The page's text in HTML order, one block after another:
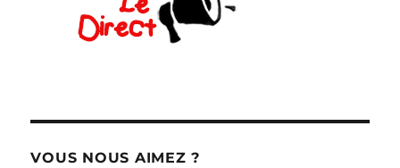
VOUS NOUS AIMEZ ?